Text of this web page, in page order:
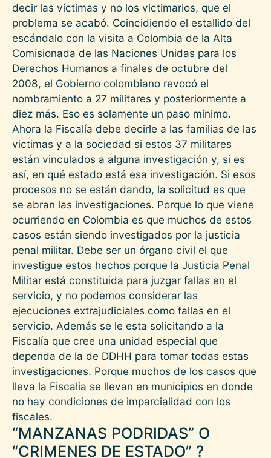
decir las víctimas y no los victimarios, que el
problema se acabó. Coincidiendo el estallido del
escándalo con la visita a Colombia de la Alta
Comisionada de las Naciones Unidas para los
Derechos Humanos a finales de octubre del
2008, el Gobierno colombiano revocó el
nombramiento a 27 militares y posteriormente a
diez más. Eso es solamente un paso mínimo.
Ahora la Fiscalía debe decirle a las familias de las
victimas y a la sociedad si estos 37 militares
están vinculados a alguna investigación y, si es
así, en qué estado está esa investigación. Si esos
procesos no se están dando, la solicitud es que
se abran las investigaciones. Porque lo que viene
ocurriendo en Colombia es que muchos de estos
casos están siendo investigados por la justicia
penal militar. Debe ser un órgano civil el que
investigue estos hechos porque la Justicia Penal
Militar está constituida para juzgar fallas en el
servicio, y no podemos considerar las
ejecuciones extrajudiciales como fallas en el
servicio. Además se le esta solicitando a la
Fiscalía que cree una unidad especial que
dependa de la de DDHH para tomar todas estas
investigaciones. Porque muchos de los casos que
lleva la Fiscalía se llevan en municipios en donde
no hay condiciones de imparcialidad con los
fiscales.
“MANZANAS PODRIDAS” O
“CRIMENES DE ESTADO” ?